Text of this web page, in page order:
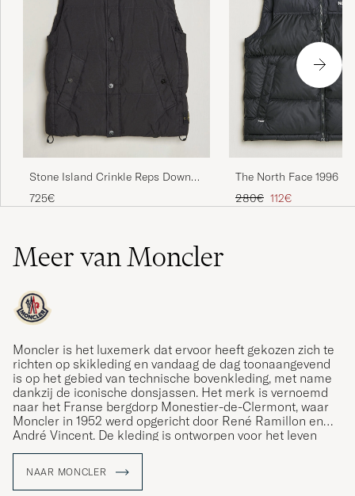
Stone Island Crinkle Reps Down
Vest Black
725€
The North Face 1996
Vest Black
Reguliere prijs
280€ Verlaagd prijs
112€
Meer van Moncler
Moncler is het luxemerk dat ervoor heeft gekozen zich te
richten op skikleding en vandaag de dag toonaangevend
is op het gebied van technische bovenkleding, met name
dankzij de iconische donsjassen. Het merk is vernoemd
naar het Franse bergdorp Monestier-de-Clermont, waar
Moncler in 1952 werd opgericht door René Ramillon en
André Vincent. De kleding is ontworpen voor het leven
aan. Care of Carl is een geautoriseerde retailer van
Moncler en biedt een zorgvuldig geselecteerde collectie
NAAR MONCLER